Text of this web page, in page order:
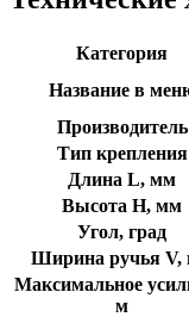
Категория
Название в
Производитель
Тип крепления
Длина L, мм
Высота H, мм
Угол, град
Ширина ручья V,
Максимальное
м